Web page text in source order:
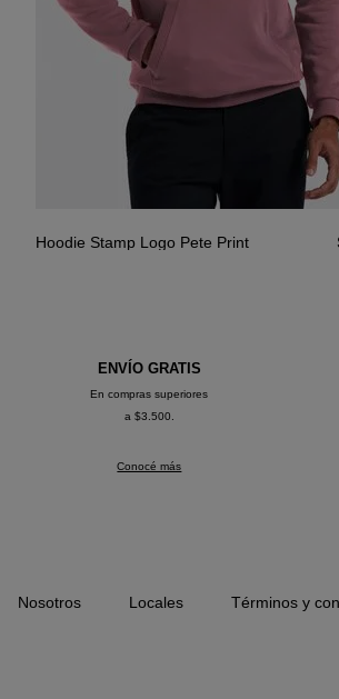
Hoodie Stamp Logo Pete Print
ENVÍO GRATIS
En compras superiores
a $3.500.
Conocé más
Nosotros Locales Términos y